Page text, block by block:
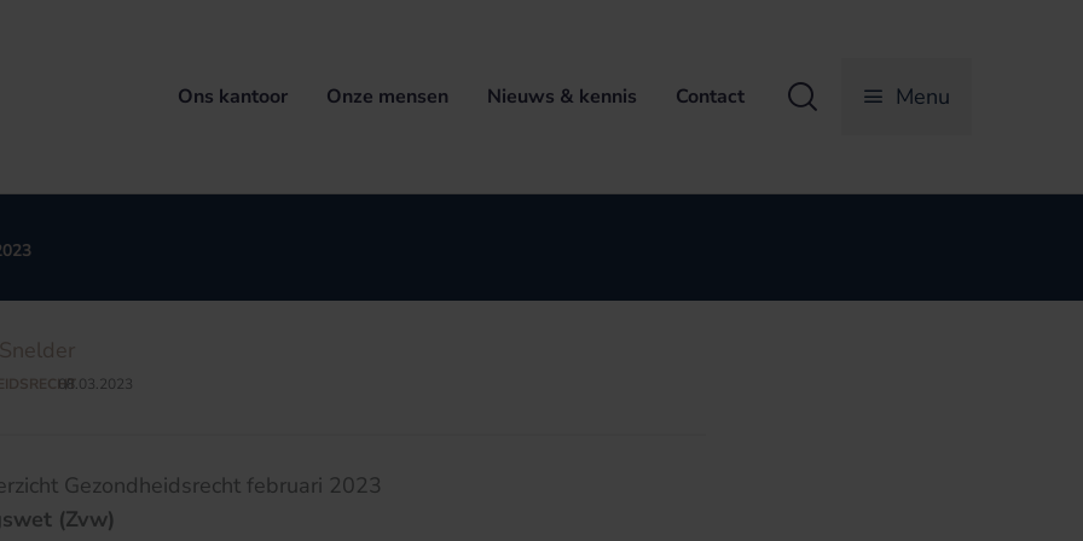
Ons kantoor Onze mensen Nieuws & kennis Contact Zoeken Menu
/
08.03.2023
Gezondheidsrecht februari 2023
(Zvw)